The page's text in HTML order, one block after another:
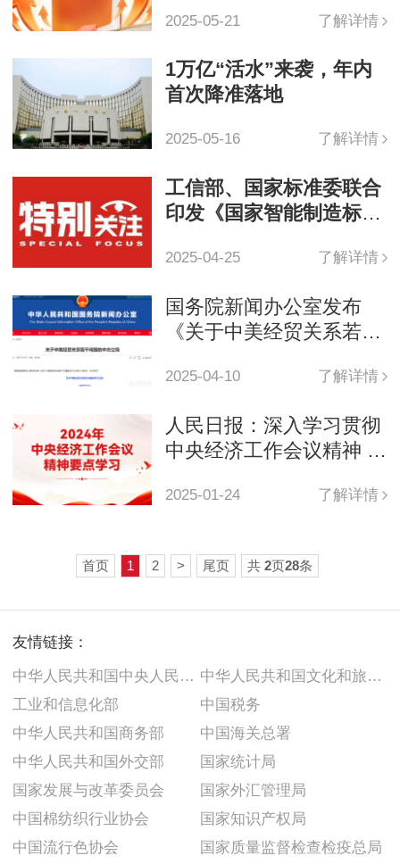
丸
2025-05-21 了解详情
1万亿“活水”来袭，年内
首次降准落地
2025-05-16 了解详情
工信部、国家标准委联合
印发《国家智能制造标准
版）》
2025-04-25 了解详情
国务院新闻办公室发布
《关于中美经贸关系若干
2025-04-10 了解详情
人民日报：深入学习贯彻
中央经济工作会议精神 以
持续回升向好
2025-01-24 了解详情
首页 1 2 > 尾页 共 2页28条
友情链接：
中华人民共和国中央人民政府
工业和信息化部
中华人民共和国商务部
中华人民共和国外交部
国家发展与改革委员会
中华人民共和国文化和旅游部
中国税务
中国海关总署
国家统计局
国家外汇管理局
中国棉纺织行业协会
中国流行色协会
国家知识产权局
国家质量监督检查检疫总局